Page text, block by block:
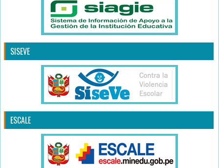
SISEVE
ESCALE